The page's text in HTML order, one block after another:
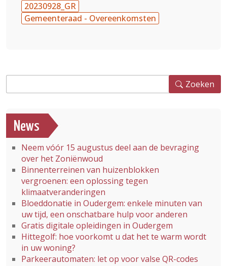
20230928_GR
Gemeenteraad - Overeenkomsten
Zoeken
News
Neem vóór 15 augustus deel aan de bevraging
over het Zoniënwoud
Binnenterreinen van huizenblokken
vergroenen: een oplossing tegen
klimaatveranderingen
Bloeddonatie in Oudergem: enkele minuten van
uw tijd, een onschatbare hulp voor anderen
Gratis digitale opleidingen in Oudergem
Hittegolf: hoe voorkomt u dat het te warm wordt
in uw woning?
Parkeerautomaten: let op voor valse QR-codes